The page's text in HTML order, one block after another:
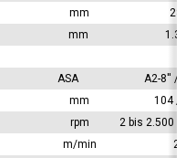
mm
mm
A2-8'' /
mm
104 /
rpm
2 bis 2.500 /
m/min
20